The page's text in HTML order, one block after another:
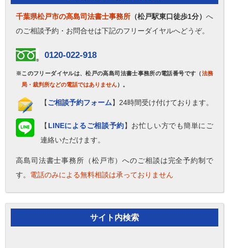
千葉県松戸市の高島司法書士事務所 （松戸駅東口徒歩1分） へ
のご相談予約・お問合せは下記のフリーダイヤルへどうぞ。
0120-022-918
※このフリーダイヤルは、松戸の高島司法書士事務所の電話番号です（法務
局・裁判所などの電話ではありません）。
【ご相談予約フォーム】24時間受け付けております。
【 LINEによるご相談予約】お忙しい方でも簡単にご
連絡いただけます。
高島司法書士事務所（松戸市）へのご相談は完全予約制で
す。 電話のみによる無料相談は承っておりません
サイト内検索